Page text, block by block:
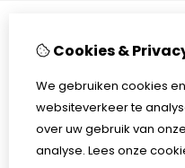
Informatie
Over Tathata
Contact informatie
Algemene voorwaarden
Privacy
Cookies &
We gebruiken cookies
websiteverkeer te
over uw gebruik van
analyse. Lees onze